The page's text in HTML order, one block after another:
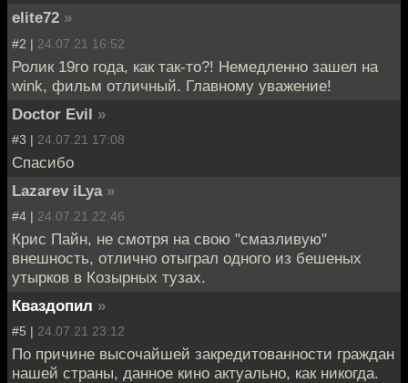
elite72 »
#2 | 24.07.21 16:52
Ролик 19го года, как так-то?! Немедленно зашел на
wink, фильм отличный. Главному уважение!
Doctor Evil »
#3 | 24.07.21 17:08
Спасибо
Lazarev iLya »
#4 | 24.07.21 22:46
Крис Пайн, не смотря на свою "смазливую"
внешность, отлично отыграл одного из бешеных
утырков в Козырных тузах.
Кваздопил »
#5 | 24.07.21 23:12
По причине высочайшей закредитованности граждан
нашей страны, данное кино актуально, как никогда.